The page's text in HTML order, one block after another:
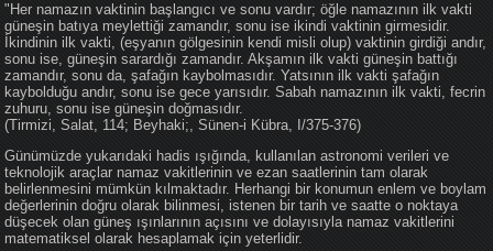
"Her namazın vaktinin başlangıcı ve sonu vardır; öğle namazının ilk vakti
güneşin batıya meylettiği zamandır, sonu ise ikindi vaktinin girmesidir.
İkindinin ilk vakti, (eşyanın gölgesinin kendi misli olup) vaktinin girdiği andır,
sonu ise, güneşin sarardığı zamandır. Akşamın ilk vakti güneşin battığı
zamandır, sonu da, şafağın kaybolmasıdır. Yatsının ilk vakti şafağın
kaybolduğu andır, sonu ise gece yarısıdır. Sabah namazının ilk vakti, fecrin
zuhuru, sonu ise güneşin doğmasıdır.
(Tirmizi, Salat, 114; Beyhaki;, Sünen-i Kübra, I/375-376)
Günümüzde yukarıdaki hadis ışığında, kullanılan astronomi verileri ve
teknolojik araçlar namaz vakitlerinin ve ezan saatlerinin tam olarak
belirlenmesini mümkün kılmaktadır. Herhangi bir konumun enlem ve boylam
değerlerinin doğru olarak bilinmesi, istenen bir tarih ve saatte o noktaya
düşecek olan güneş ışınlarının açısını ve dolayısıyla namaz vakitlerini
matematiksel olarak hesaplamak için yeterlidir.